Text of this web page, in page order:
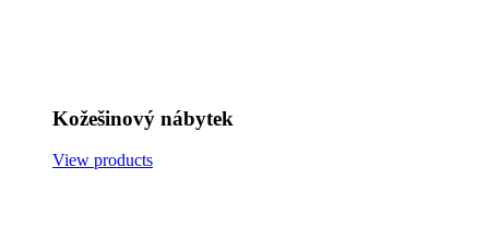
Kožešinový nábytek
View products